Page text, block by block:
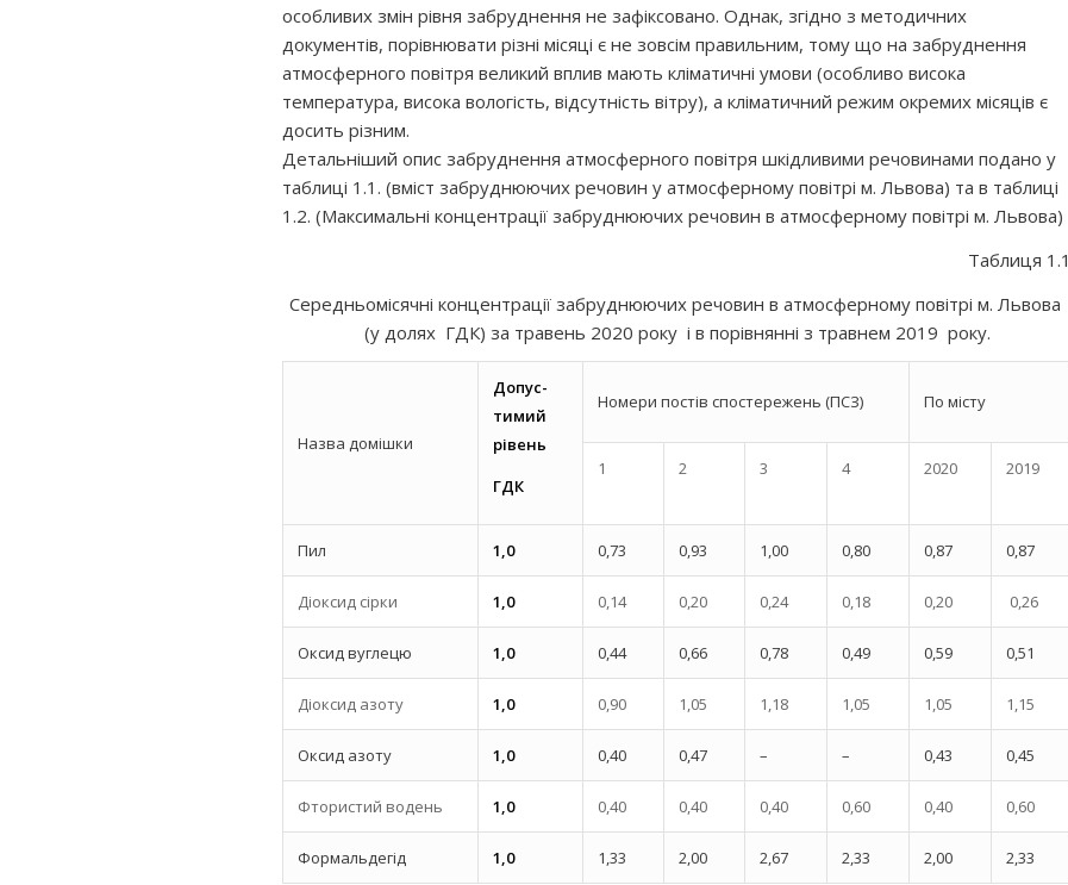
особливих змін рівня забруднення не зафіксовано. Однак, згідно з методичних
документів, порівнювати різні місяці є не зовсім правильним, тому що на забруднення
атмосферного повітря великий вплив мають кліматичні умови (особливо висока
температура, висока вологість, відсутність вітру), а кліматичний режим окремих місяців є
досить різним.
Детальніший опис забруднення атмосферного повітря шкідливими речовинами подано у
таблиці 1.1. (вміст забруднюючих речовин у атмосферному повітрі м. Львова) та в таблиці
1.2. (Максимальні концентрації забруднюючих речовин в атмосферному повітрі м. Львова)
Таблиця 1.1
Середньомісячні концентрації забруднюючих речовин в атмосферному повітрі м. Львова
(у долях ГДК) за травень 2020 року і в порівнянні з травнем 2019 року.
Назва домішки
Допус-
тимий
рівень
ГДК
Номери постів спостережень (ПСЗ) По місту
1 2 3 4 2020 2019
Пил 1,0 0,73 0,93 1,00 0,80 0,87 0,87
Діоксид сірки 1,0 0,14 0,20 0,24 0,18 0,20 0,26
Оксид вуглецю 1,0 0,44 0,66 0,78 0,49 0,59 0,51
Діоксид азоту 1,0 0,90 1,05 1,18 1,05 1,05 1,15
Оксид азоту 1,0 0,40 0,47 – – 0,43 0,45
Фтористий водень 1,0 0,40 0,40 0,40 0,60 0,40 0,60
Формальдегід 1,0 1,33 2,00 2,67 2,33 2,00 2,33